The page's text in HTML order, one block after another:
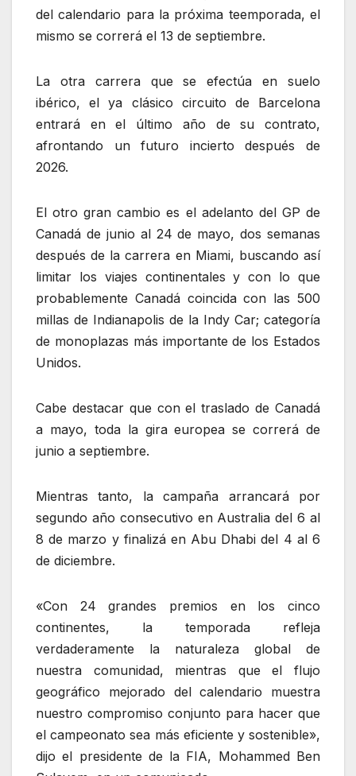
del calendario para la próxima teemporada, el
mismo se correrá el 13 de septiembre.
La otra carrera que se efectúa en suelo
ibérico, el ya clásico circuito de Barcelona
entrará en el último año de su contrato,
afrontando un futuro incierto después de
2026.
El otro gran cambio es el adelanto del GP de
Canadá de junio al 24 de mayo, dos semanas
después de la carrera en Miami, buscando así
limitar los viajes continentales y con lo que
probablemente Canadá coincida con las 500
millas de Indianapolis de la Indy Car; categoría
de monoplazas más importante de los Estados
Unidos.
Cabe destacar que con el traslado de Canadá
a mayo, toda la gira europea se correrá de
junio a septiembre.
Mientras tanto, la campaña arrancará por
segundo año consecutivo en Australia del 6 al
8 de marzo y finalizá en Abu Dhabi del 4 al 6
de diciembre.
«Con 24 grandes premios en los cinco
continentes, la temporada refleja
verdaderamente la naturaleza global de
nuestra comunidad, mientras que el flujo
geográfico mejorado del calendario muestra
nuestro compromiso conjunto para hacer que
el campeonato sea más eficiente y sostenible»,
dijo el presidente de la FIA, Mohammed Ben